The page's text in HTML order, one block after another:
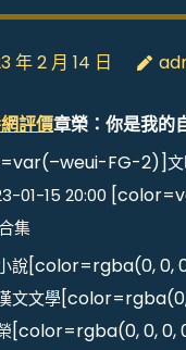
年 2 月 14 日
評價章榮：你是我的
FG-2)]
01-15 20:00
集
說[color=rgba(0, 0,
文文學
[color=rgba(0, 0, 0,